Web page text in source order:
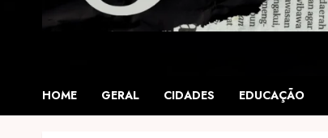
HOME GERAL CIDADES EDUCAÇÃO